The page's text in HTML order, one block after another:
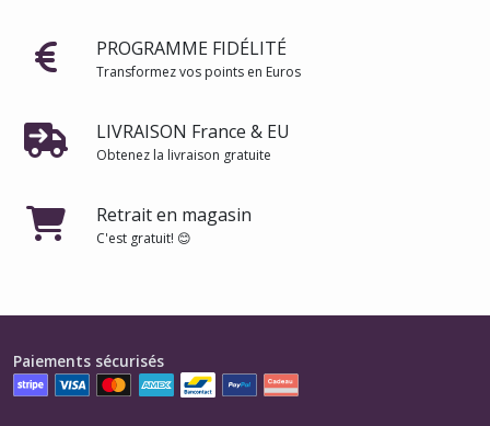
PROGRAMME FIDÉLITÉ
Transformez vos points en Euros
LIVRAISON France & EU
Obtenez la livraison gratuite
Retrait en magasin
C'est gratuit! 😊
Paiements sécurisés